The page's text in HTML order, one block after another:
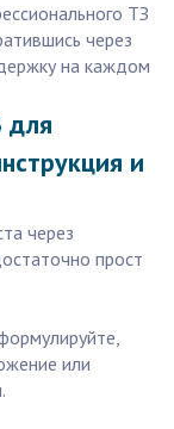
ТЗ
через
на каждом
для
и
через
прост
или